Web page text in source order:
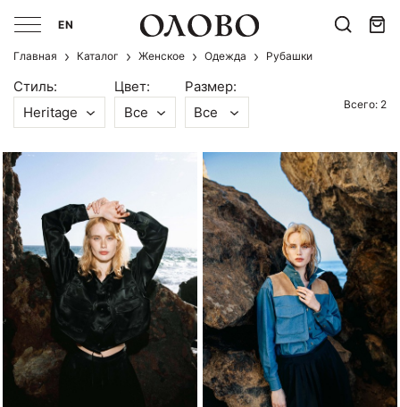
EN
Главная Каталог Женское Одежда Рубашки
Стиль:
Heritage
Цвет:
Все
Размер:
Все
Всего: 2